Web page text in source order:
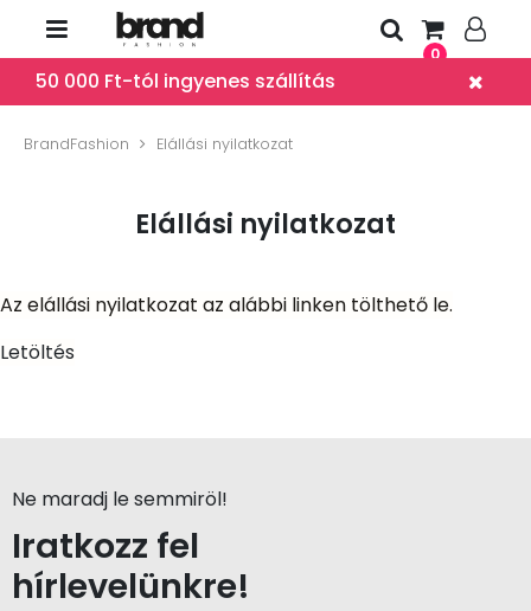
0
50 000 Ft-tól ingyenes szállítás
BrandFashion Elállási nyilatkozat
Elállási nyilatkozat
Az elállási nyilatkozat az alábbi linken tölthető le.
Letöltés
Ne maradj le semmiröl!
Iratkozz fel
hírlevelünkre!